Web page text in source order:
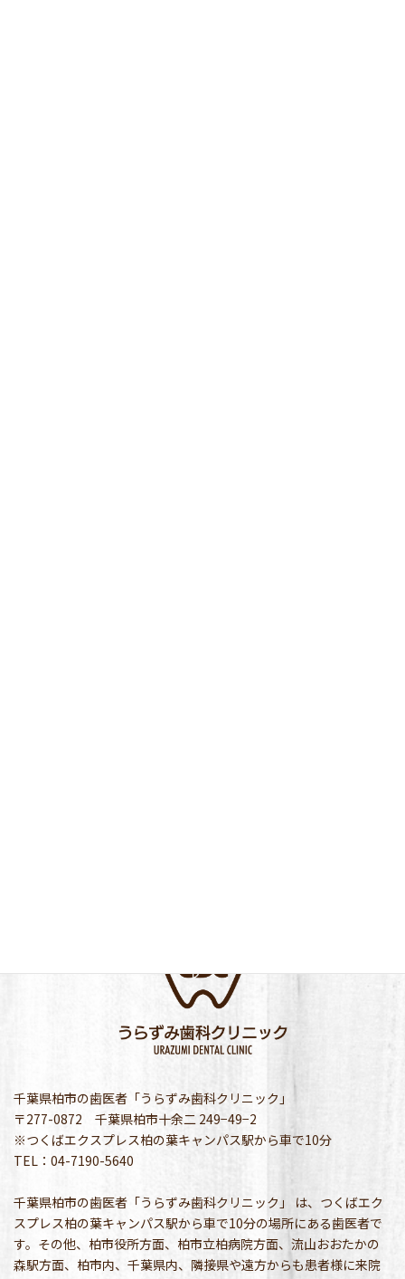
千葉県柏市の歯医者「うらずみ歯科クリニック」
〒277-0872 千葉県柏市十余二 249−49−2
※つくばエクスプレス柏の葉キャンパス駅から車で10分
TEL：04-7190-5640
千葉県柏市の歯医者「うらずみ歯科クリニック」 は、つくばエク
スプレス柏の葉キャンパス駅から車で10分の場所にある歯医者で
す。その他、柏市役所方面、柏市立柏病院方面、流山おおたかの
森駅方面、柏市内、千葉県内、隣接県や遠方からも患者様に来院